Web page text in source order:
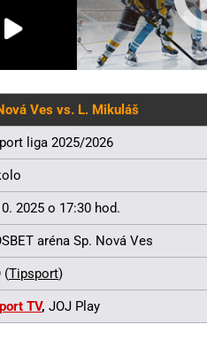
Ves vs. L. Mikuláš
liga 2025/2026
2025 o 17:30 hod.
aréna Sp. Nová Ves
(Tipsport)
TV, JOJ Play